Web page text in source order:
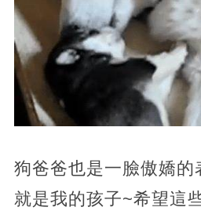
狗爸爸也是一臉傲嬌的
就是我的孩子~希望這